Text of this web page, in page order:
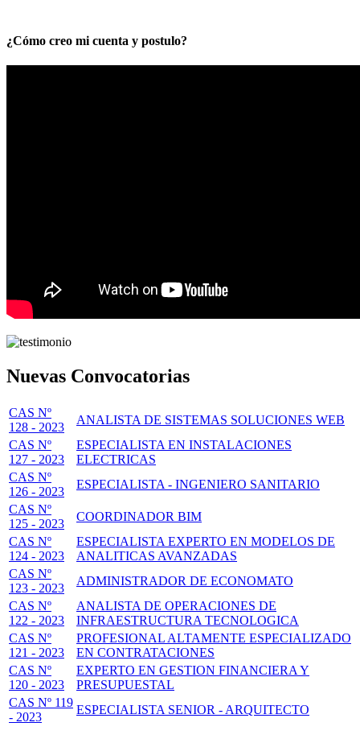
¿Cómo creo mi cuenta y postulo?
Nuevas Convocatorias
CAS Nº
128 - 2023
ANALISTA DE SISTEMAS SOLUCIONES WEB
CAS Nº
127 - 2023
ESPECIALISTA EN INSTALACIONES
ELECTRICAS
CAS Nº
126 - 2023
ESPECIALISTA - INGENIERO SANITARIO
CAS Nº
125 - 2023
COORDINADOR BIM
CAS Nº
124 - 2023
ESPECIALISTA EXPERTO EN MODELOS DE
ANALITICAS AVANZADAS
CAS Nº
123 - 2023
ADMINISTRADOR DE ECONOMATO
CAS Nº
122 - 2023
ANALISTA DE OPERACIONES DE
INFRAESTRUCTURA TECNOLOGICA
CAS Nº
121 - 2023
PROFESIONAL ALTAMENTE ESPECIALIZADO
EN CONTRATACIONES
CAS Nº
120 - 2023
EXPERTO EN GESTION FINANCIERA Y
PRESUPUESTAL
CAS Nº 119
- 2023
ESPECIALISTA SENIOR - ARQUITECTO